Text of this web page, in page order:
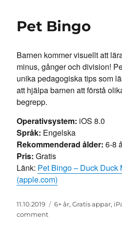
Pet Bingo
Barnen kommer visuellt att
minus, gånger och division!
unika pedagogiska tips som
att hjälpa barnen att förstå
begrepp.
Operativsystem: iOS 8.0
Språk: Engelska
Rekommenderad ålder: 6-8
Pris: Gratis
Länk: Pet Bingo – Duck Duck
(apple.com)
Posted
on
11.10.2019 Categories
6+ år,Gratis appar,
commenton